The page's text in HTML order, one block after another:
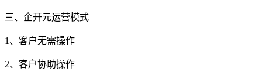
三、企开元运营模式
1、客户无需操作
2、客户协助操作